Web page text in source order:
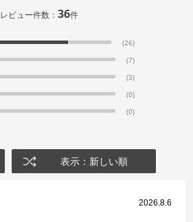
レビュー件数： 36件
(26)
(7)
(3)
(0)
(0)
表示：新しい順
2026.8.6